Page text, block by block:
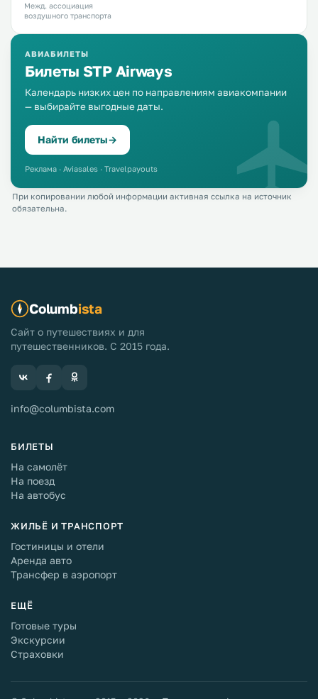
Межд. ассоциация
воздушного транспорта
АВИАБИЛЕТЫ
Билеты STP Airways
Календарь низких цен по направлениям авиакомпании
— выбирайте выгодные даты.
Найти билеты→
Реклама · Aviasales · Travelpayouts
При копировании любой информации активная ссылка на источник
обязательна.
Columbista
Сайт о путешествиях и для
путешественников. С 2015 года.
info@columbista.com
БИЛЕТЫ
На самолёт
На поезд
На автобус
ЖИЛЬЁ И ТРАНСПОРТ
Гостиницы и отели
Аренда авто
Трансфер в аэропорт
ЕЩЁ
Готовые туры
Экскурсии
Страховки